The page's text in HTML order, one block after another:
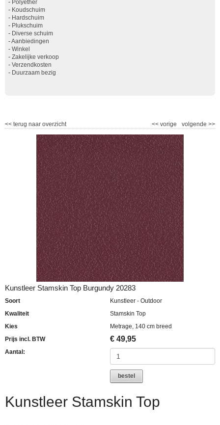
- Polyether
- Koudschuim
- Hardschuim
- Plukschuim
- Diverse schuim
-Aanbiedingen
- Winkel
- Zakelijke verkoop
- Verzendkosten
- Duurzaam bezig
<< terug naar overzicht volgende >>
<< vorige
Kunstleer Stamskin Top Burgundy 20283
Soort
Kunstleer - Outdoor
Kwaliteit
Stamskin Top
Kies
Metrage, 140 cm breed
Prijs incl. BTW
€ 49,95
Aantal:
bestel
Kunstleer Stamskin Top